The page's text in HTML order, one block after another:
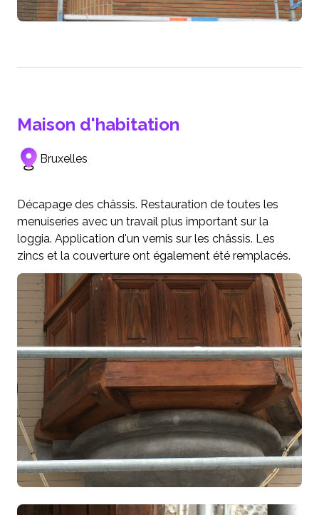
Maison d'habitation
Bruxelles
Décapage des châssis. Restauration de toutes les
menuiseries avec un travail plus important sur la
loggia. Application d'un vernis sur les châssis. Les
zincs et la couverture ont également été remplacés.